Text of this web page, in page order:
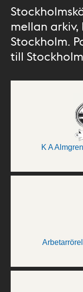
mellan
Stockholm.
till
K A